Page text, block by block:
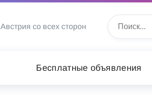
Австрия со всех сторон
Бесплатные объявления